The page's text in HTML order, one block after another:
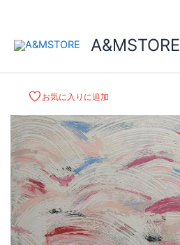
A&MSTORE
お気に入りに追加